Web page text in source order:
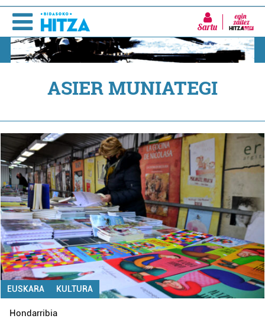
Sartu
ASIER MUNIATEGI
EUSKARA KULTURA
Hondarribia